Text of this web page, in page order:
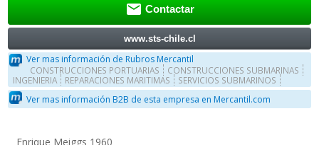
 Contactar
www.sts-chile.cl
Ver mas información de Rubros Mercantil
CONSTRUCCIONES PORTUARIAS
CONSTRUCCIONES SUBMARINAS
INGENIERIA
REPARACIONES MARITIMAS SERVICIOS SUBMARINOS
Ver mas información B2B de esta empresa en Mercantil.com
Enrique Meiggs 1960